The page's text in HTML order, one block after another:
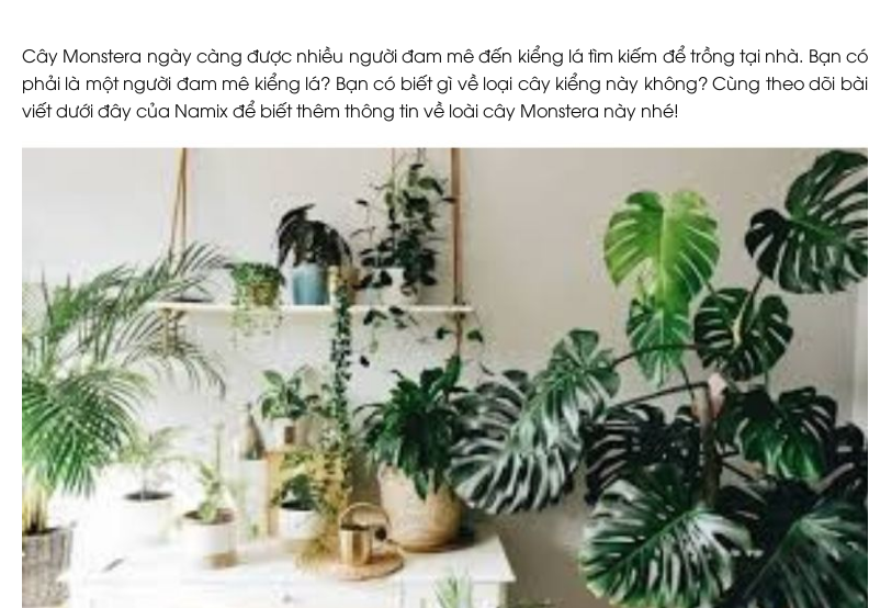
Cây Monstera ngày càng được nhiều người đam mê đến kiểng lá tìm kiếm để trồng tại nhà. Bạn có
phải là một người đam mê kiểng lá? Bạn có biết gì về loại cây kiểng này không? Cùng theo dõi bài
viết dưới đây của Namixđể biết thêm thông tin về loài cây Monstera này nhé!